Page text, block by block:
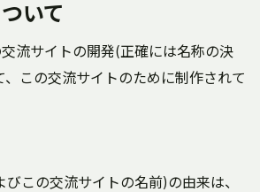
いて
流サイトの開発(正確には名称の決
、この交流サイトのために制作されて
この交流サイトの名前)の由来は、